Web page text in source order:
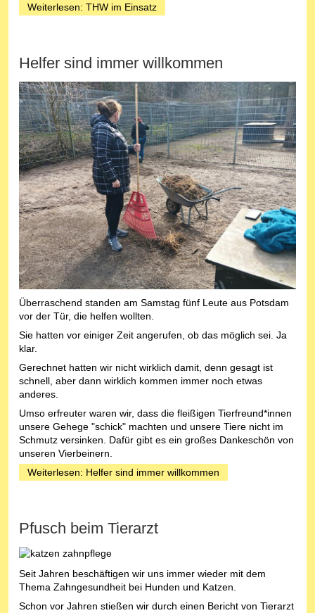
Weiterlesen: THW im Einsatz
Helfer sind immer willkommen
Überraschend standen am Samstag fünf Leute aus Potsdam
vor der Tür, die helfen wollten.
Sie hatten vor einiger Zeit angerufen, ob das möglich sei. Ja
klar.
Gerechnet hatten wir nicht wirklich damit, denn gesagt ist
schnell, aber dann wirklich kommen immer noch etwas
anderes.
Umso erfreuter waren wir, dass die fleißigen Tierfreund*innen
unsere Gehege "schick" machten und unsere Tiere nicht im
Schmutz versinken. Dafür gibt es ein großes Dankeschön von
unseren Vierbeinern.
Weiterlesen: Helfer sind immer willkommen
Pfusch beim Tierarzt
Seit Jahren beschäftigen wir uns immer wieder mit dem
Thema Zahngesundheit bei Hunden und Katzen.
Schon vor Jahren stießen wir durch einen Bericht von Tierarzt